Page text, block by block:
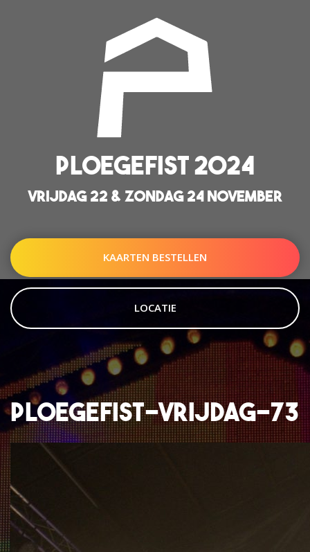
PLOEGEFIST 2024
VRIJDAG 22 & ZONDAG 24 NOVEMBER
KAARTEN BESTELLEN
LOCATIE
ploegefist-vrijdag-73